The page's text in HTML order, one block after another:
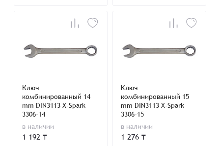
Ключ
комбинированный 14
mm DIN3113 X-Spark
3306-14
в наличии
1 192 ₸
Ключ
комбинированный 15
mm DIN3113 X-Spark
3306-15
в наличии
1 276 ₸